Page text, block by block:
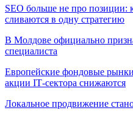
SEO больше не про позиции:
сливаются в одну стратегию
В Молдове официально
специалиста
Европейские фондовые
акции IT‑сектора снижаются
Локальное продвижение